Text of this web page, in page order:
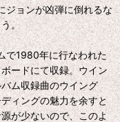
ジョンが凶弾に倒れるな
。
で1980年に行なわれた
ードにて収録。ウイン
ム収録曲のウイング
ィングの魅力を余すと
が少ないので、このよ